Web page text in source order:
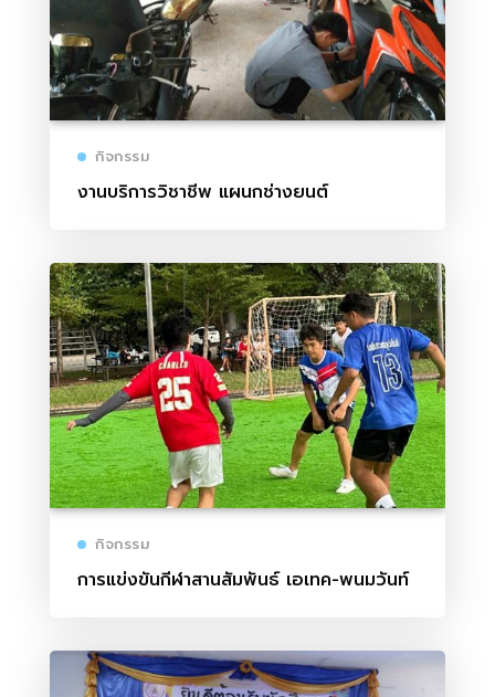
กิจกรรม
งานบริการวิชาชีพ แผนกช่างยนต์
กิจกรรม
การแข่งขันกีฬาสานสัมพันธ์ เอเทค-พนมวันท์